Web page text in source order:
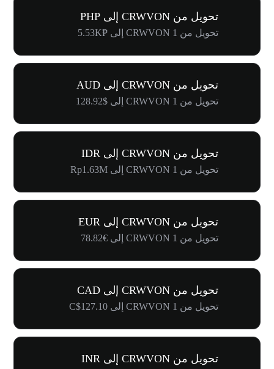
تحويل من CRWVON إلى PHP
تحويل من 1 CRWVON إلى ₱5.53K
تحويل من CRWVON إلى AUD
تحويل من 1 CRWVON إلى $128.92
تحويل من CRWVON إلى IDR
تحويل من 1 CRWVON إلى Rp1.63M
تحويل من CRWVON إلى EUR
تحويل من 1 CRWVON إلى €78.82
تحويل من CRWVON إلى CAD
تحويل من 1 CRWVON إلى C$127.10
تحويل من CRWVON إلى INR